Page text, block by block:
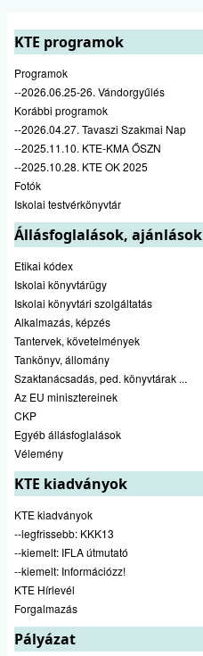
KTE programok
Programok
--2026.06.25-26. Vándorgyűlés
Korábbi programok
--2026.04.27. Tavaszi Szakmai Nap
--2025.11.10. KTE-KMA ŐSZN
--2025.10.28. KTE OK 2025
Fotók
Iskolai testvérkönyvtár
Állásfoglalások, ajánlások
Etikai kódex
Iskolai könyvtárügy
Iskolai könyvtári szolgáltatás
Alkalmazás, képzés
Tantervek, követelmények
Tankönyv, állomány
Szaktanácsadás, ped. könyvtárak ...
Az EU minisztereinek
CKP
Egyéb állásfoglalások
Vélemény
KTE kiadványok
KTE kiadványok
--legfrissebb: KKK13
--kiemelt: IFLA útmutató
--kiemelt: Információzz!
KTE Hírlevél
Forgalmazás
Pályázat